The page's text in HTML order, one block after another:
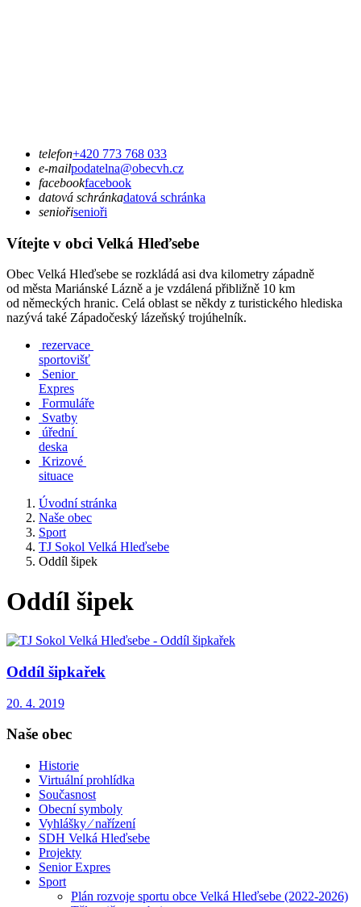
telefon+420 773 768 033
e-mailpodatelna@obecvh.cz
facebookfacebook
datová schránkadatová schránka
seniořisenioři
Vítejte v obci Velká Hleďsebe
Obec Velká Hleďsebe se rozkládá asi dva kilometry západně
od města Mariánské Lázně a je vzdálená přibližně 10 km
od německých hranic. Celá oblast se někdy z turistického hlediska
nazývá také Západočeský lázeňský trojúhelník.
rezervace
sportovišť
Senior
Expres
Formuláře
Svatby
úřední
deska
Krizové
situace
Úvodní stránka
Naše obec
Sport
TJ Sokol Velká Hleďsebe
Oddíl šipek
Oddíl šipek
Oddíl šipkařek
20. 4. 2019
Naše obec
Historie
Virtuální prohlídka
Současnost
Obecní symboly
Vyhlášky ⁄ nařízení
SDH Velká Hleďsebe
Projekty
Senior Expres
Sport
Plán rozvoje sportu obce Velká Hleďsebe (2022-2026)